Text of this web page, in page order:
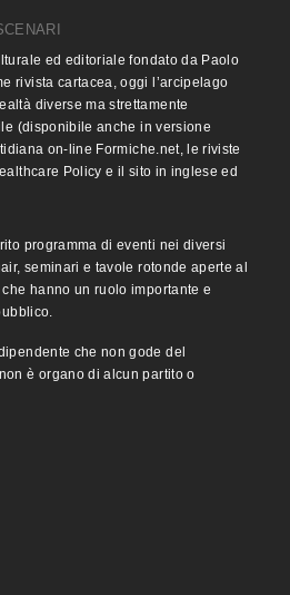
ed editoriale fondato da Paolo
rivista cartacea, oggi l’arcipelago
diverse ma strettamente
(disponibile anche in versione
on-line Formiche.net, le riviste
Policy e il sito in inglese ed
programma di eventi nei diversi
seminari e tavole rotonde aperte al
hanno un ruolo importante e
che non gode del
è organo di alcun partito o